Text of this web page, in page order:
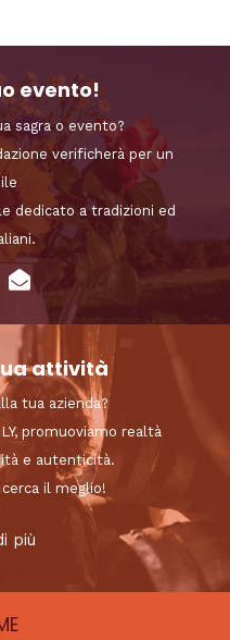
evento!
sagra o evento?
verificherà per un
dedicato a tradizioni ed
attività
tua azienda?
promuoviamo realtà
e autenticità.
il meglio!
più